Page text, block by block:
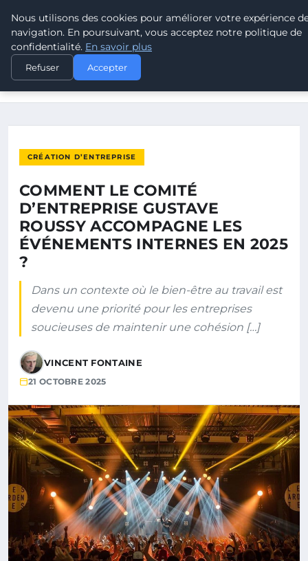
POUVOIR OUVRIER
ACCUEIL
COMMENT LE COMITÉ D’ENTREPRISE GUSTAVE ROUSSY
CRÉATION D’ENTREPRISE
COMMENT LE COMITÉ
D’ENTREPRISE GUSTAVE
ROUSSY ACCOMPAGNE LES
ÉVÉNEMENTS INTERNES EN 2025
?
Dans un contexte où le bien-être au travail est
devenu une priorité pour les entreprises
soucieuses de maintenir une cohésion […]
VINCENT FONTAINE
21 OCTOBRE 2025
Nous utilisons des cookies pour améliorer votre expérience
navigation. En poursuivant, vous acceptez notre politique de
confidentialité. En savoir plus
Refuser Accepter